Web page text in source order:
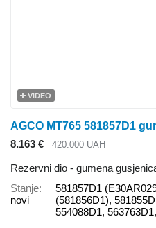
VIDEO
8.163 € 420.000 UAH
Rezervni dio - gumena
Stanje
novi
581857D1
(581856D1),
554088D1,